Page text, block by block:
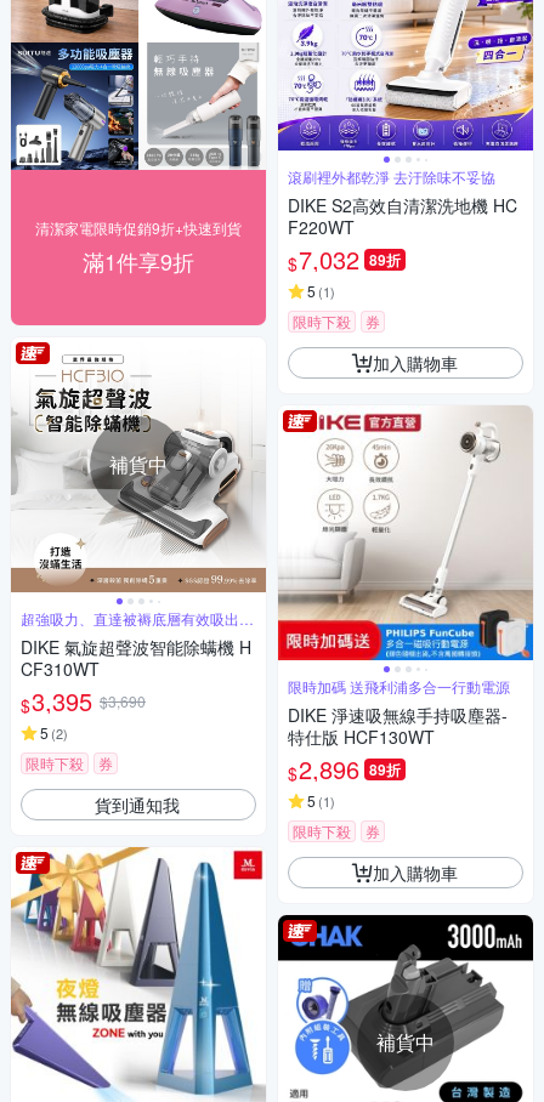
清潔家電限時促銷9折+快速到貨
滿1件享9折
補貨中
超強吸力、直達被褥底層有效吸出塵
端、灰塵
DIKE 氣旋超聲波智能除螨機 H
CF310WT
$3,395 $3,690
5 (2)
限時下殺 券
貨到通知我
滾刷裡外都乾淨 去汙除味不妥協
DIKE S2高效自清潔洗地機 HC
F220WT
$7,032 89折
5 (1)
限時下殺 券
加入購物車
限時加碼 送飛利浦多合一行動電源
DIKE 淨速吸無線手持吸塵器-
特仕版 HCF130WT
$2,896 89折
5 (1)
限時下殺 券
加入購物車
補貨中